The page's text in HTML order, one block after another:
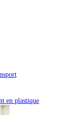
en plastique